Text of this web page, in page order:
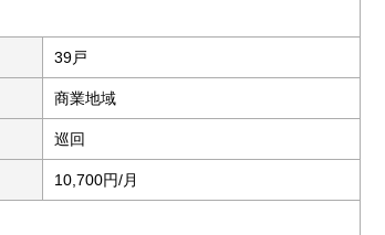
39戸
商業地域
巡回
10,700円/月